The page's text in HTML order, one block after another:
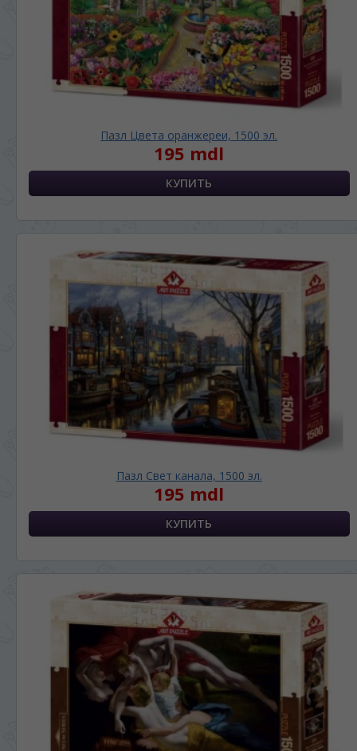
Пазл Цвета оранжереи, 1500 эл.
195 mdl
Пазл Свет канала, 1500 эл.
195 mdl
ЯЗЫК САЙТА / LIMBA SITE-ULUI
На каком языке Вы хотите
просматривать наш сайт?
Беспокоим Вас только один раз, далее
сохраним Ваш выбор языка.
Vă vom deranja doar o singură dată, apoi vă
vom salva alegerea limbii.
*Если вы хотите переключить язык
сайта, то это можно всегда сделать в
Dacă doriți să schimbați limba site-ului, puteți
oricând să faceți asta în colțul din dreapta sus
RO RU